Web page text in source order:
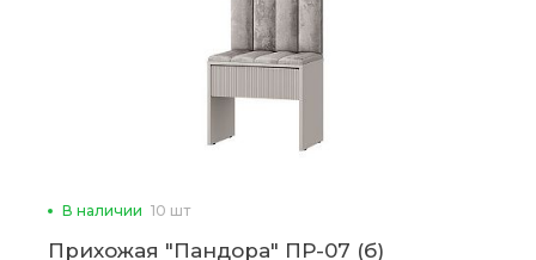
В наличии 10 шт
Прихожая "Пандора" ПР-07 (б)